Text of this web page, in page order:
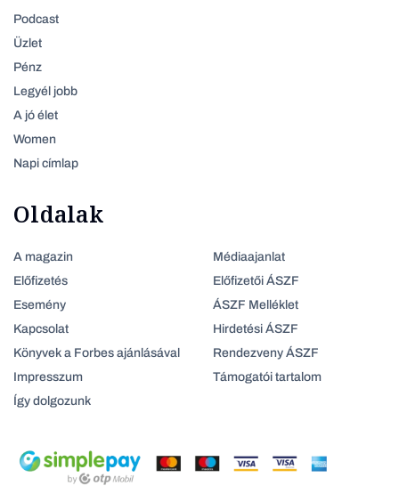
Podcast
Üzlet
Pénz
Legyél jobb
A jó élet
Women
Napi címlap
Oldalak
A magazin
Előfizetés
Esemény
Kapcsolat
Könyvek a Forbes ajánlásával
Impresszum
Így dolgozunk
Médiaajanlat
Előfizetői ÁSZF
ÁSZF Melléklet
Hirdetési ÁSZF
Rendezveny ÁSZF
Támogatói tartalom